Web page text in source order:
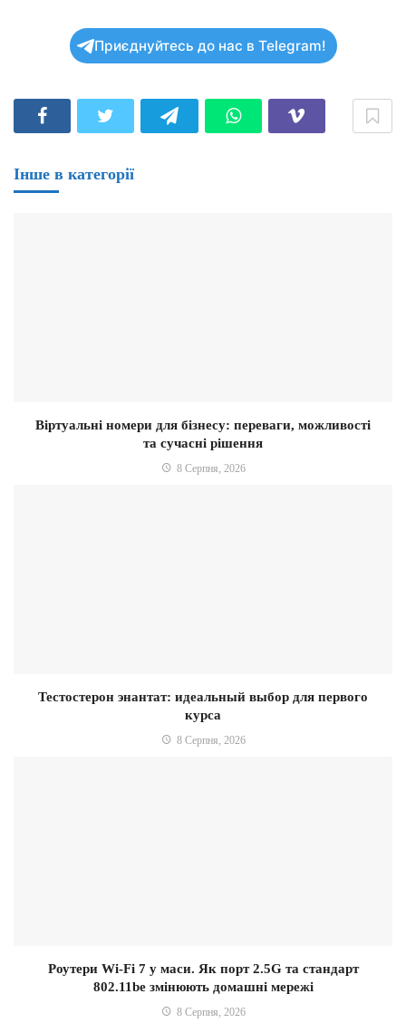
Приєднуйтесь до нас в Telegram!
Інше в категорії
Віртуальні номери для бізнесу: переваги, можливості
та сучасні рішення
8 Серпня, 2026
Тестостерон энантат: идеальный выбор для первого
курса
8 Серпня, 2026
Роутери Wi-Fi 7 у маси. Як порт 2.5G та стандарт
802.11be змінюють домашні мережі
8 Серпня, 2026